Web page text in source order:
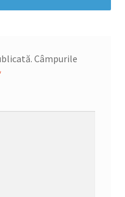
Câmpurile